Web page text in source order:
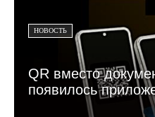
НОВОСТЬ
QR вместо
появилось